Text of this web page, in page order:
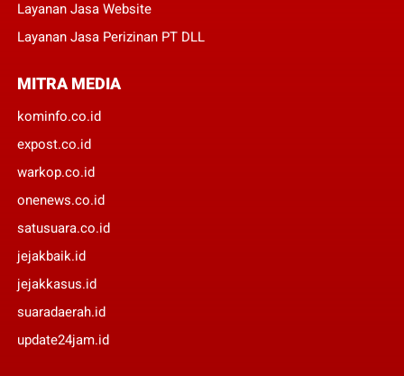
Layanan Jasa Website
Layanan Jasa Perizinan PT DLL
MITRA MEDIA
kominfo.co.id
expost.co.id
warkop.co.id
onenews.co.id
satusuara.co.id
jejakbaik.id
jejakkasus.id
suaradaerah.id
update24jam.id